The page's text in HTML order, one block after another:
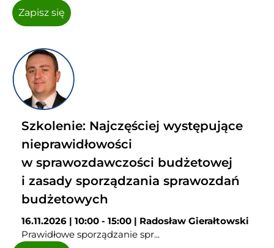
Zapisz się
Szkolenie: Najczęściej występujące
nieprawidłowości
w sprawozdawczości budżetowej
i zasady sporządzania sprawozdań
budżetowych
16.11.2026 | 10:00 - 15:00 | Radosław Gierałtowski
Prawidłowe sporządzanie spr...